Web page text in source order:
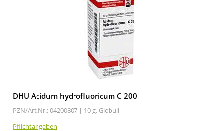
DHU Acidum hydrofluoricum C 200
PZN/Art.Nr.: 04200807 | 10 g, Globuli
Pflichtangaben